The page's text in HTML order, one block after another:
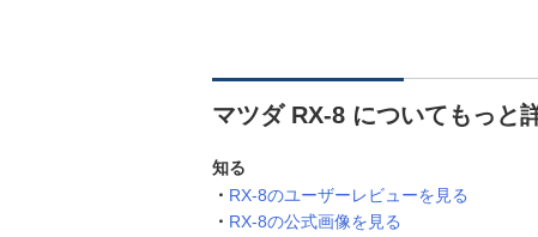
マツダ RX-8 についてもっと
知る
RX-8のユーザーレビューを見る
RX-8の公式画像を見る